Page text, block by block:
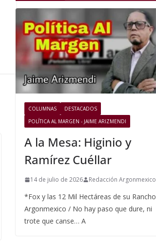
COLUMNAS
DESTACADOS
POLÍTICA AL MARGEN - JAIME ARIZMENDI
A la Mesa: Higinio y
Ramírez Cuéllar
14 de julio de 2026 Redacción Argonmexico
*Fox y las 12 Mil Hectáreas de su Rancho
Argonmexico / No hay paso que dure, ni
trote que canse… A